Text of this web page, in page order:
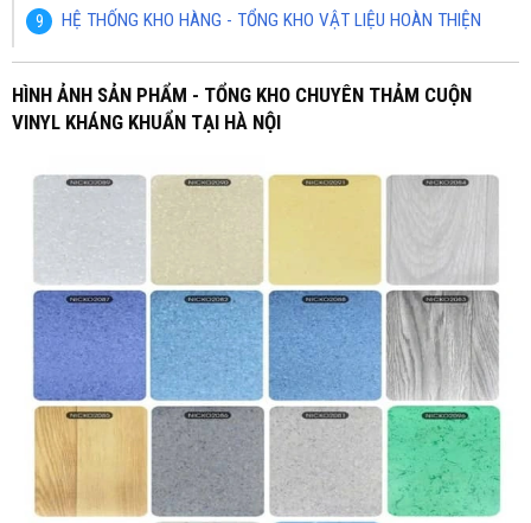
HỆ THỐNG KHO HÀNG - TỔNG KHO VẬT LIỆU HOÀN THIỆN
HÌNH ẢNH SẢN PHẨM - TỔNG KHO CHUYÊN THẢM CUỘN
VINYL KHÁNG KHUẨN TẠI HÀ NỘI